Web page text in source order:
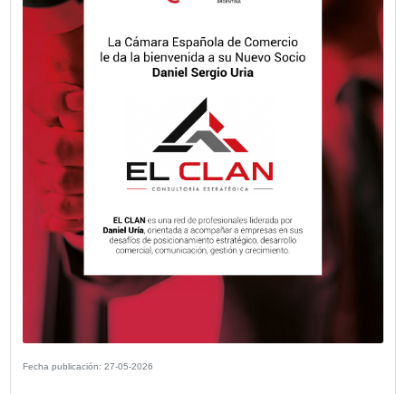
Fecha publicación: 08-06-2026
El Observatorio Vial 2025 revela una
generalizada en el uso del cinturón de
seguridad y un aumento preocupante
zigzag en motocicletas en los
Buenos Aires
VER MÁS